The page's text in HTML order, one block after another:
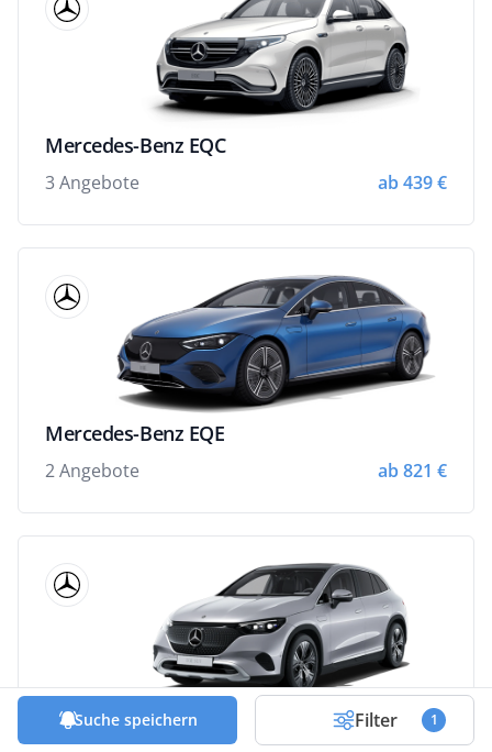
Suche speichern Filter 1
Mercedes-Benz EQC
3 Angebote ab 439 €
Mercedes-Benz EQE
2 Angebote ab 821 €
Mercedes-Benz EQE SUV